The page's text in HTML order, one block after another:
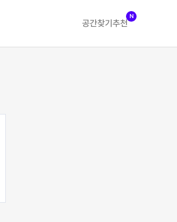
공간찾기 추천
N